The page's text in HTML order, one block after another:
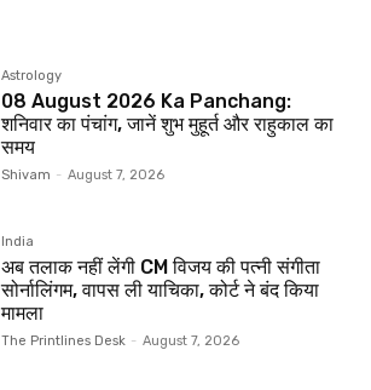
Astrology
08 August 2026 Ka Panchang:
शनिवार का पंचांग, जानें शुभ मुहूर्त और राहुकाल का
समय
Shivam - August 7, 2026
India
अब तलाक नहीं लेंगी CM विजय की पत्नी संगीता
सोर्नालिंगम, वापस ली याचिका, कोर्ट ने बंद किया
मामला
The Printlines Desk - August 7, 2026